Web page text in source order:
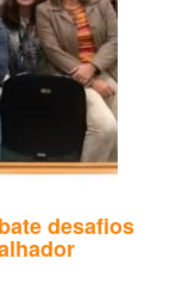
desafios